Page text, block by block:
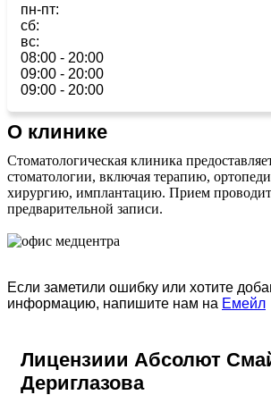
пн-пт:
сб:
вс:
08:00 - 20:00
09:00 - 20:00
09:00 - 20:00
О клинике
Стоматологическая клиника
стоматологии, включая терапию,
хирургию, имплантацию. Прием
предварительной записи.
Если заметили ошибку или хотите
информацию, напишите нам на Емейл
Лицензиии Абсолют
Дериглазова